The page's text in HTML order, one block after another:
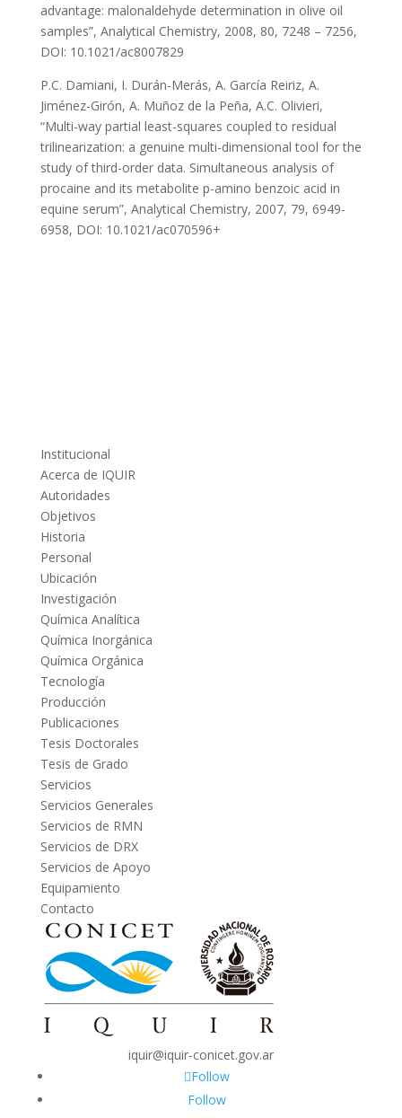
advantage: malonaldehyde determination in olive oil
samples”, Analytical Chemistry, 2008, 80, 7248 – 7256,
DOI: 10.1021/ac8007829
P.C. Damiani, I. Durán-Merás, A. García Reiriz, A.
Jiménez-Girón, A. Muñoz de la Peña, A.C. Olivieri,
“Multi-way partial least-squares coupled to residual
trilinearization: a genuine multi-dimensional tool for the
study of third-order data. Simultaneous analysis of
procaine and its metabolite p-amino benzoic acid in
equine serum”, Analytical Chemistry, 2007, 79, 6949-
6958, DOI: 10.1021/ac070596+
Institucional
Acerca de IQUIR
Autoridades
Objetivos
Historia
Personal
Ubicación
Investigación
Química Analítica
Química Inorgánica
Química Orgánica
Tecnología
Producción
Publicaciones
Tesis Doctorales
Tesis de Grado
Servicios
Servicios Generales
Servicios de RMN
Servicios de DRX
Servicios de Apoyo
Equipamiento
Contacto
iquir@iquir-conicet.gov.ar
Follow
Follow